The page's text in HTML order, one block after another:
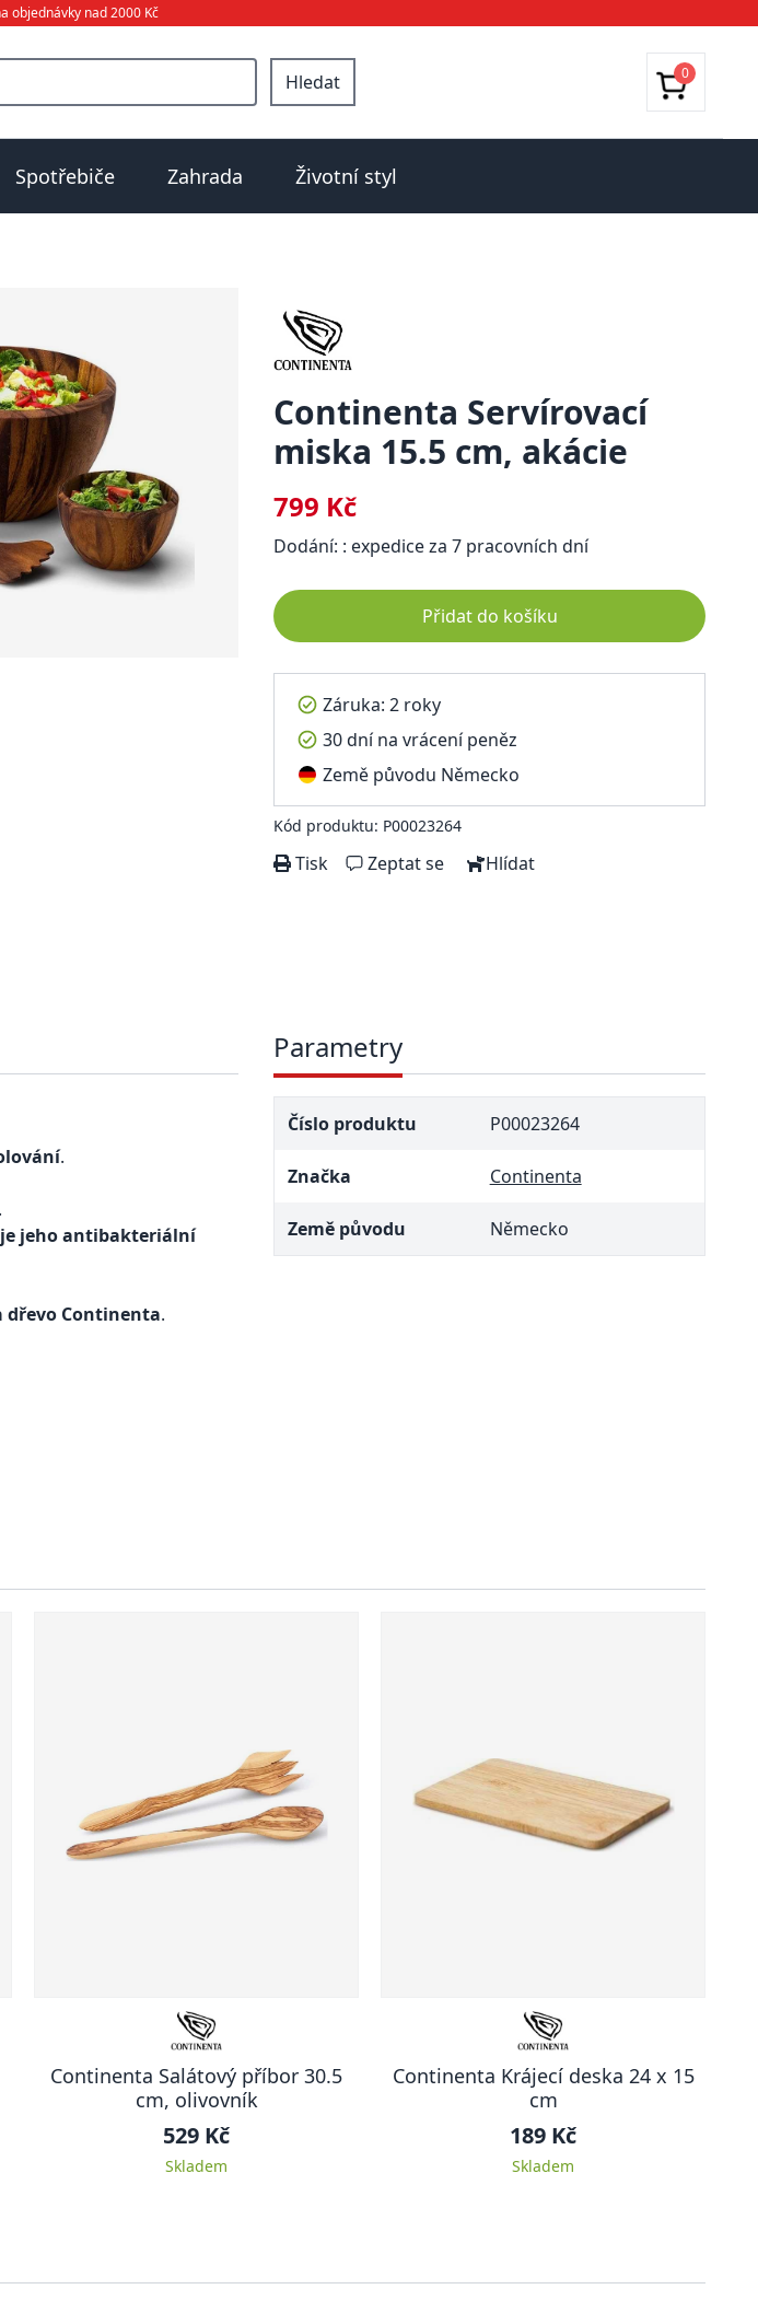
objednávky nad 2000 Kč
Hledat 0
Spotřebiče Zahrada Životní styl
Continenta Servírovací
miska 15.5 cm, akácie
799 Kč
Dodání: : expedice za 7 pracovních dní
Přidat do košíku
Záruka: 2 roky
30 dní na vrácení peněz
Země původu Německo
Kód produktu: P00023264
Tisk Zeptat se Hlídat
.
.
jeho antibakteriální
dřevo Continenta.
Parametry
Číslo produktu P00023264
Značka Continenta
Země původu Německo
Continenta Salátový příbor 30.5
cm, olivovník
529 Kč
Skladem
Continenta Krájecí deska 24 x 15
cm
189 Kč
Skladem